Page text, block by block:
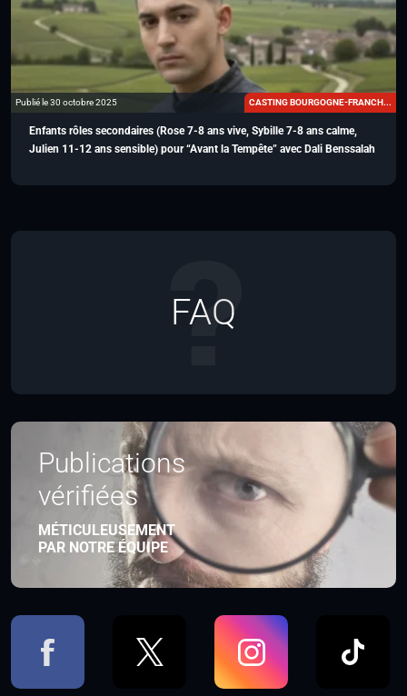
Publié le 30 octobre 2025 CASTING BOURGOGNE-FRANCH...
Enfants rôles secondaires (Rose 7-8 ans vive, Sybille 7-8 ans calme,
Julien 11-12 ans sensible) pour “Avant la Tempête” avec Dali Benssalah
FAQ
Publications
vérifiées
MÉTICULEUSEMENT
PAR NOTRE ÉQUIPE